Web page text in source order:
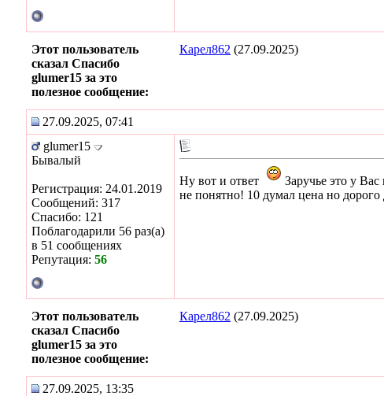
Этот пользователь
сказал Спасибо
glumer15 за это
полезное сообщение:
Карел862 (27.09.2025)
27.09.2025, 07:41
glumer15
Бывалый
Регистрация: 24.01.2019
Сообщений: 317
Спасибо: 121
Поблагодарили 56 раз(а)
в 51 сообщениях
Репутация: 56
Ну вот и ответ
Заручье это у
не понятно! 10 думал цена но
Этот пользователь
сказал Спасибо
glumer15 за это
полезное сообщение:
Карел862 (27.09.2025)
27.09.2025, 13:35